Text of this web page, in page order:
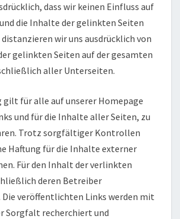
dass wir keinen Einfluss auf
die Inhalte der gelinkten Seiten
wir uns ausdrücklich von
gelinkten Seiten auf der gesamten
aller Unterseiten.
gilt für alle auf unserer Homepage
und für die Inhalte aller Seiten, zu
Trotz sorgfältiger Kontrollen
Haftung für die Inhalte externer
Für den Inhalt der verlinkten
deren Betreiber
veröffentlichten Links werden mit
Sorgfalt recherchiert und